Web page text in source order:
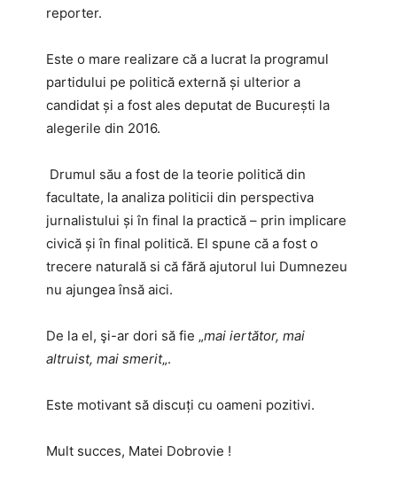
reporter.
Este o mare realizare că a lucrat la programul
partidului pe politică externă și ulterior a
candidat și a fost ales deputat de București la
alegerile din 2016.
Drumul său a fost de la teorie politică din
facultate, la analiza politicii din perspectiva
jurnalistului și în final la practică – prin implicare
civică și în final politică. El spune că a fost o
trecere naturală si că fără ajutorul lui Dumnezeu
nu ajungea însă aici.
De la el, şi-ar dori să fie „mai iertător, mai
altruist, mai smerit„.
Este motivant să discuţi cu oameni pozitivi.
Mult succes, Matei Dobrovie !